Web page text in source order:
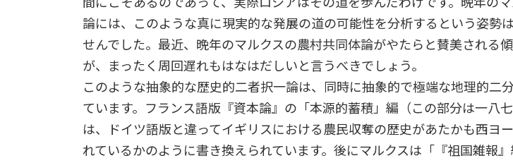
論には、このような真に現実的な発展の道の可能性を分析するという姿勢
せんでした。最近、晩年のマルクスの農村共同体論がやたらと賛美される
が、まったく周回遅れもはなはだしいと言うべきでしょう。
このような抽象的な歴史的二者択一論は、同時に抽象的で極端な地理的二
ています。フランス語版『資本論』の「本源的蓄積」編（この部分は一八
は、ドイツ語版と違ってイギリスにおける農民収奪の歴史があたかも西ヨ
れているかのように書き換えられています。後にマルクスは「『祖国雑報